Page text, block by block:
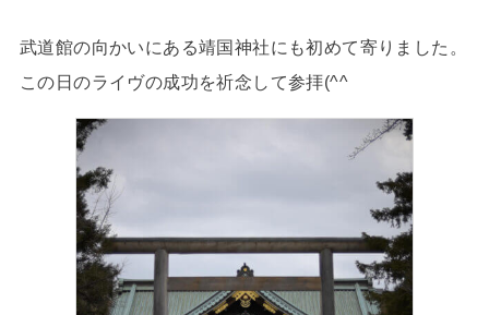
武道館の向かいにある靖国神社にも初めて寄りました。
この日のライヴの成功を祈念して参拝(^^